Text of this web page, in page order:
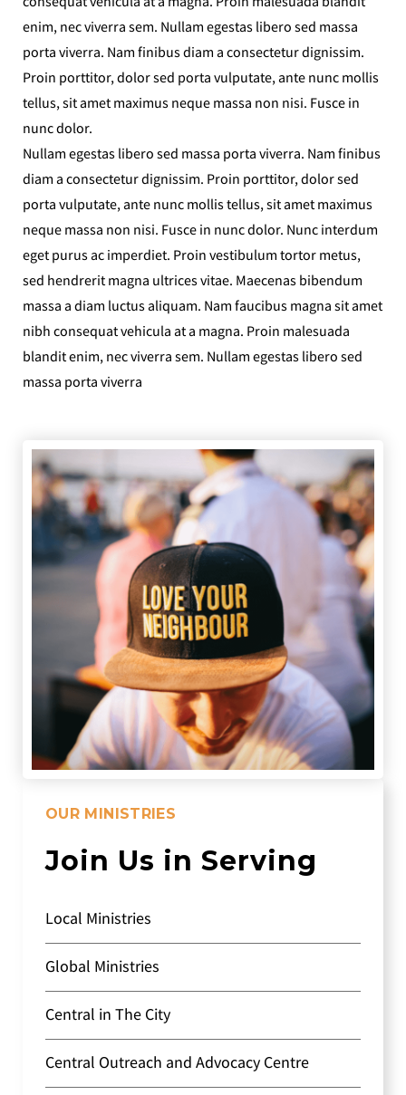
enim, nec viverra sem. Nullam egestas libero sed massa
porta viverra. Nam finibus diam a consectetur dignissim.
Proin porttitor, dolor sed porta vulputate, ante nunc mollis
tellus, sit amet maximus neque massa non nisi. Fusce in
nunc dolor.
Nullam egestas libero sed massa porta viverra. Nam finibus
diam a consectetur dignissim. Proin porttitor, dolor sed
porta vulputate, ante nunc mollis tellus, sit amet maximus
neque massa non nisi. Fusce in nunc dolor. Nunc interdum
eget purus ac imperdiet. Proin vestibulum tortor metus,
sed hendrerit magna ultrices vitae. Maecenas bibendum
massa a diam luctus aliquam. Nam faucibus magna sit amet
nibh consequat vehicula at a magna. Proin malesuada
blandit enim, nec viverra sem. Nullam egestas libero sed
massa porta viverra
OUR MINISTRIES
Join Us in Serving
Local Ministries
Global Ministries
Central in The City
Central Outreach and Advocacy Centre